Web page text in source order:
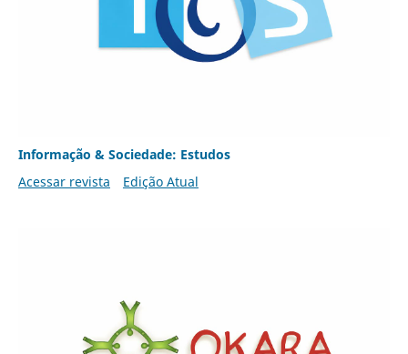
Informação & Sociedade: Estudos
Acessar revista
Edição Atual